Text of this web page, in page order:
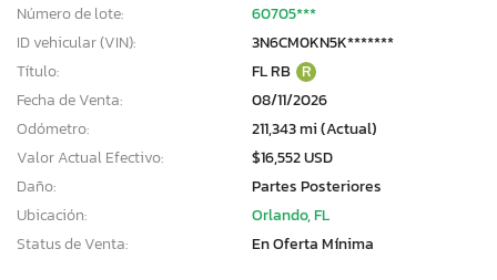
Número de lote:
60705***
ID vehicular (VIN):
3N6CM0KN5K*******
Título:
FL RB R
Fecha de Venta:
08/11/2026
Odómetro:
211,343 mi (Actual)
Valor Actual Efectivo:
$16,552 USD
Daño:
Partes Posteriores
Ubicación:
Orlando, FL
Status de Venta:
En Oferta Mínima